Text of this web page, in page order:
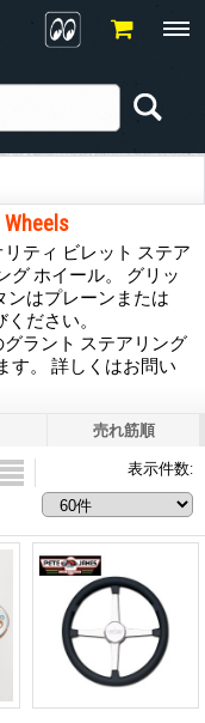
ティ ビレット ステア
グ ホイール。 グリッ
ンはプレーンまたは
ださい。
ラント ステアリング
す。 詳しくはお問い
売れ筋順
表示件数: